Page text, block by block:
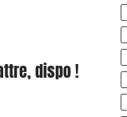
dispo !